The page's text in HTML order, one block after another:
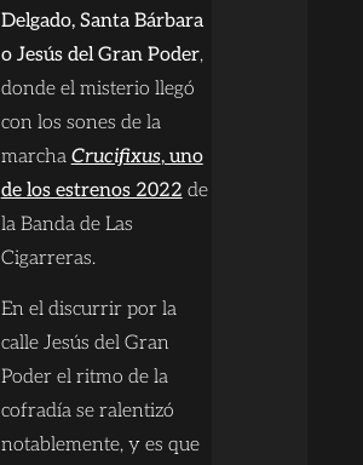
Delgado, Santa Bárbara
o Jesús del Gran Poder,
donde el misterio llegó
con los sones de la
marcha Crucifixus, uno
de los estrenos 2022 de
la Banda de Las
Cigarreras.
En el discurrir por la
calle Jesús del Gran
Poder el ritmo de la
cofradía se ralentizó
notablemente, y es que